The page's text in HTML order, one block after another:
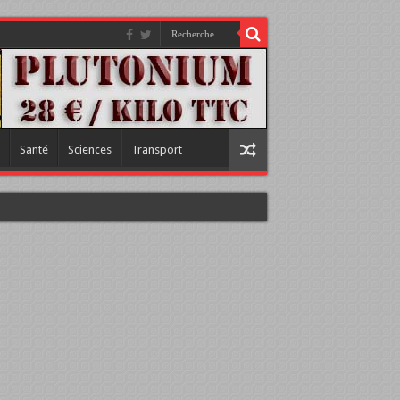
Santé Sciences Transport